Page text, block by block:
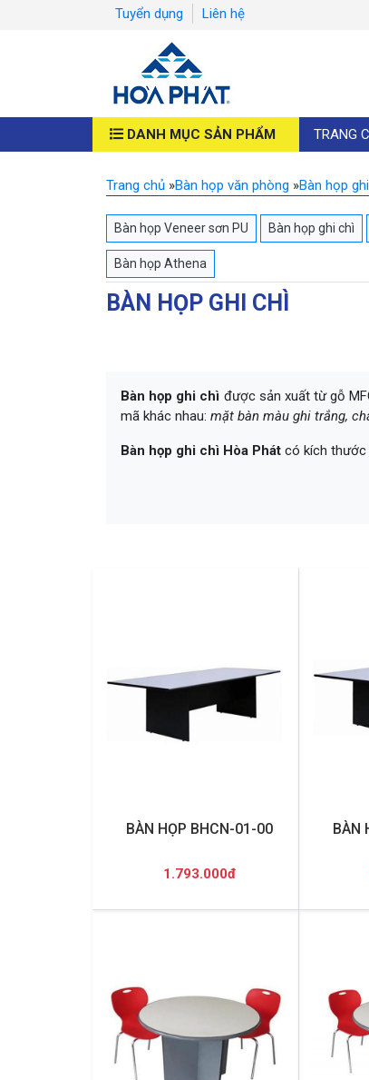
Tuyển dụng Liên hệ
DANH MỤC SẢN PHẨM TRANG
Trang chủ »Bàn họp văn phòng »Bàn họp
Bàn họp Veneer sơn PU Bàn họp ghi chì
Bàn họp Athena
BÀN HỌP GHI CHÌ
Bàn họp ghi chì được sản xuất từ gỗ
mã khác nhau: mặt bàn màu ghi trắng,
Bàn họp ghi chì Hòa Phát có kích thước
BÀN HỌP BHCN-01-00
1.793.000đ
BÀN